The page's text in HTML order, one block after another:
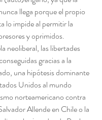
llega porque el propio
lo impide al permitir la
y oprimidos.
neoliberal, las libertades
gracias a la
una hipótesis dominante
Unidos al mundo
norteamericano contra
Allende en Chile o la